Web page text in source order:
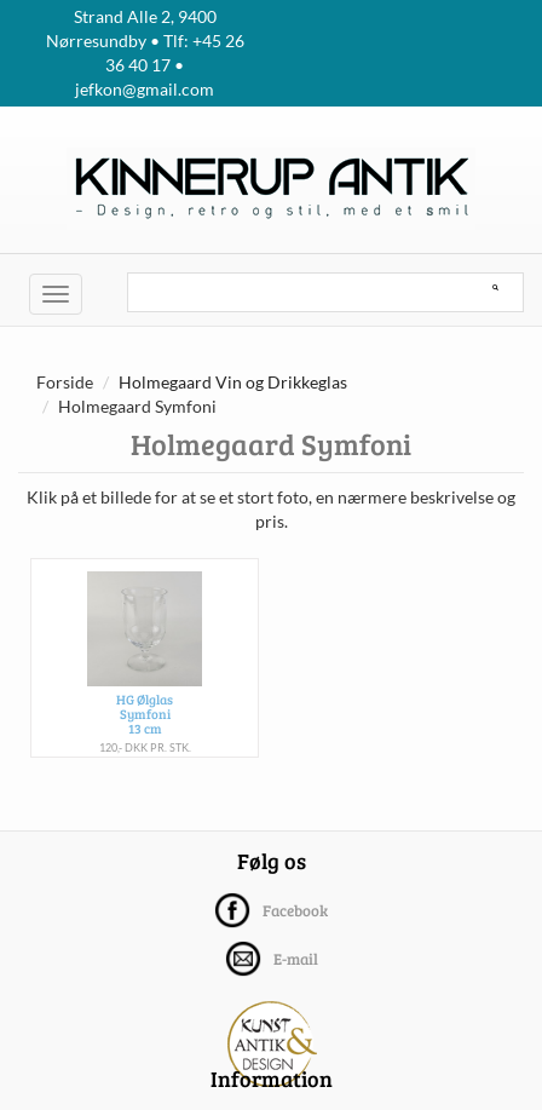
Strand Alle 2, 9400
Nørresundby • Tlf: +45 26
36 40 17 •
jefkon@gmail.com
Toggle
navigation
Forside
Holmegaard Vin og Drikkeglas
Holmegaard Symfoni
Holmegaard Symfoni
Klik på et billede for at se et stort foto, en nærmere beskrivelse og
pris.
HG Ølglas
Symfoni
13 cm
120,- DKK PR. STK.
Følg os
Facebook
E-mail
Information